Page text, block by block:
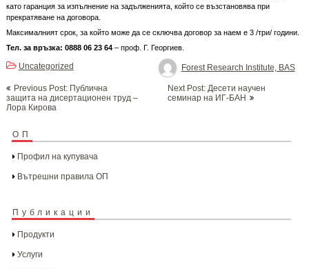
като гаранция за изпълнение на задълженията, който се възстановява при
прекратяване на договора.
Максималният срок, за който може да се сключва договор за наем е 3 /три/ години.
Тел. за връзка: 0888 06 23 64 – проф. Г. Георгиев.
Forest Research Institute, BAS
Uncategorized
navigation
Previous Post: Публична
защита на дисертационен труд –
Лора Кирова
Next Post: Десети научен
семинар на ИГ-БАН
ОП
Профил на купувача
Вътрешни правила ОП
Публикации
Продукти
Услуги